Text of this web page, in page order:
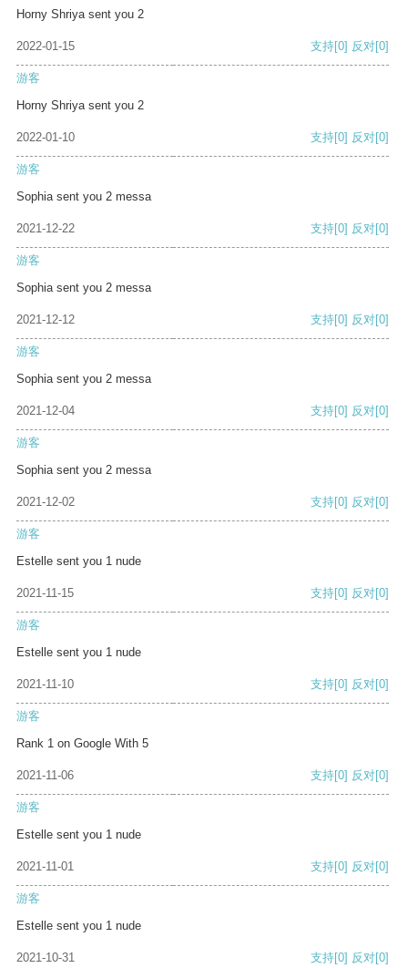
Horny Shriya sent you 2
2022-01-15 支持[0] 反对[0]
游客
Horny Shriya sent you 2
2022-01-10 支持[0] 反对[0]
游客
Sophia sent you 2 messa
2021-12-22 支持[0] 反对[0]
游客
Sophia sent you 2 messa
2021-12-12 支持[0] 反对[0]
游客
Sophia sent you 2 messa
2021-12-04 支持[0] 反对[0]
游客
Sophia sent you 2 messa
2021-12-02 支持[0] 反对[0]
游客
Estelle sent you 1 nude
2021-11-15 支持[0] 反对[0]
游客
Estelle sent you 1 nude
2021-11-10 支持[0] 反对[0]
游客
Rank 1 on Google With 5
2021-11-06 支持[0] 反对[0]
游客
Estelle sent you 1 nude
2021-11-01 支持[0] 反对[0]
游客
Estelle sent you 1 nude
2021-10-31 支持[0] 反对[0]